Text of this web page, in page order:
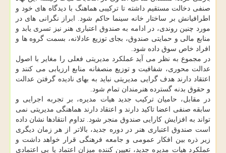
صنفی دخالت مستقیم داشته تا ترکیبی هماهنگ با دیدگاه های خود و
اطرافیانش بر ساختار خانه سینما حاکم شود. ابراز نگرانی های در
مورد چنین روندی، در ادامه به صندوق اعتباری هنر نیز تسری یابد و
منابع مالی و حمایتی صندوق، بجای توزیع عادلانه، بسمت گروه ها و
افراد خاص سوق داده شود.
در مجموع به نظر می آید عملکرد مدیریتی فعلی را مغایر با اصول
عدالت محوری، شفافیت و توزیع منصفانه منابع ارزیابی می کنند و
اعتقاد دارند هدف گرایی مدیریتی نباید به بهای نادیده گرفتن عدالت
و حقوق بدنه گسترده هنرمندان تمام شود.
در مقابل، حامیان ترکیب جدید هیات مدیره، بر تجربه اجرایی و
سابقه صنفی اعضا تاکید دارند و اعتقاد دارند هماهنگی مدیریتی نمی
تواند به افزایش کارایی صندوق منجر شود. تداوم انتقادها نشان داده
است صندوق اعتباری هنر در دوره جدید، بالاتر از هر زمان دیگری
زیر ذره بین افکار عمومی و جامعه فرهنگی قرار خواهد داشت و
عملکرد هیات مدیره جدید، تعیین کننده میزان اعتماد یا بی اعتمادی